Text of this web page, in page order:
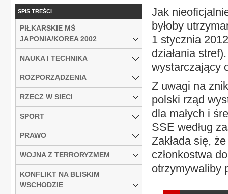
Jak
byłoby
1 stycznia
działania
wystarczający
Z uwagi na
polski rząd
dla małych i
SSE według
Zakłada się,
członkostwa
otrzymywaliby
SPIS TREŚCI
PIŁKARSKIE MŚ
JAPONIA/KOREA 2002
NAUKA I TECHNIKA
ROZPORZĄDZENIA
RZECZ W SIECI
SPORT
PRAWO
WOJNA Z TERRORYZMEM
KONFLIKT NA BLISKIM
WSCHODZIE